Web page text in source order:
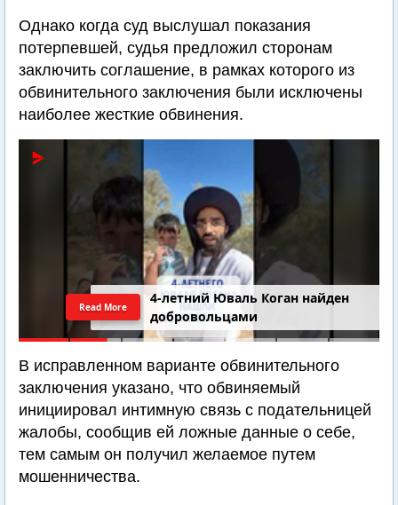
Однако когда суд выслушал показания
потерпевшей, судья предложил сторонам
заключить соглашение, в рамках которого из
обвинительного заключения были исключены
наиболее жесткие обвинения.
4-летний Юваль Коган найден
добровольцами
Read More
В исправленном варианте обвинительного
заключения указано, что обвиняемый
инициировал интимную связь с подательницей
жалобы, сообщив ей ложные данные о себе,
тем самым он получил желаемое путем
мошенничества.